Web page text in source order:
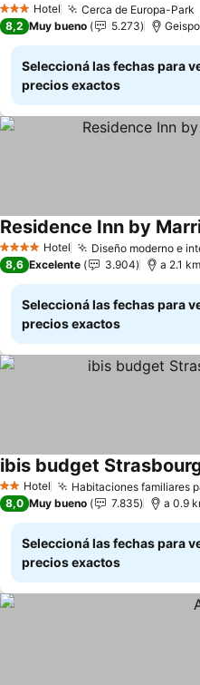
3 Estrellas
Hotel Cerca de Europa-Park
8,2 Muy bueno 5.273
Seleccioná las fechas para
precios exactos
4 EstrellasHotel Diseño moderno e
Residence Inn by
8,6 Excelente 3.904 a 2.1
Seleccioná las fechas para
precios exactos
2 Estrellas
Hotel Habitaciones familiares
ibis budget
8,0 Muy bueno 7.835 a 0.9
Seleccioná las fechas para
precios exactos